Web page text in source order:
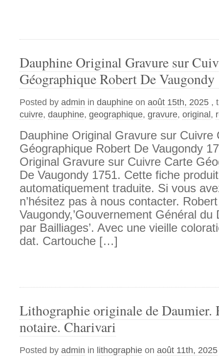
Dauphine Original Gravure sur
Géographique Robert De Vaugondy
Posted by admin in dauphine on août 15th, 2025 ,
cuivre, dauphine, geographique, gravure, original ,
Dauphine Original Gravure sur Cuivre
Géographique Robert De Vaugondy
Original Gravure sur Cuivre Carte
De Vaugondy 1751. Cette fiche
automatiquement traduite. Si vous
n’hésitez pas à nous contacter.
Vaugondy,’Gouvernement Général du
par Bailliages’. Avec une vieille
dat. Cartouche […]
Lithographie originale de Daumier.
notaire. Charivari
Posted by admin in lithographie on août 11th, 2025